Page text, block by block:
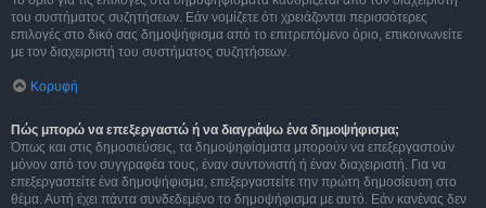
του συστήματος συζητήσεων. Εάν νομίζετε ότι χρειάζονται περισσότερες
επιλογές στο δικό σας δημοψήφισμα από το επιτρεπόμενο όριο, επικοινωνείτε
με τον διαχειριστή του συστήματος συζητήσεων.
Κορυφή
Πώς μπορώ να επεξεργαστώ ή να διαγράψω ένα δημοψήφισμα;
Όπως και στις δημοσιεύσεις, τα δημοψηφίσματα μπορούν να επεξεργαστούν
μόνον από τον συγγραφέα τους, έναν συντονιστή ή έναν διαχειριστή. Για να
επεξεργαστείτε ένα δημοψήφισμα, επεξεργαστείτε την πρώτη δημοσίευση στο
θέμα. Αυτή έχει πάντα συνδεδεμένο το δημοψήφισμα με αυτό. Εάν κανένας δεν